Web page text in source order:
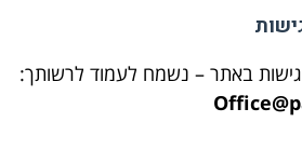
באתר – נשמח לעמוד לרשותך: